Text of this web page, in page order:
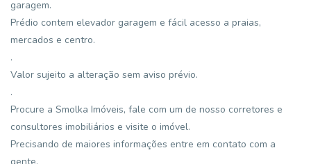
garagem.
Prédio contem elevador garagem e fácil acesso a praias,
mercados e centro.
.
Valor sujeito a alteração sem aviso prévio.
.
Procure a Smolka Imóveis, fale com um de nosso corretores e
consultores imobiliários e visite o imóvel.
Precisando de maiores informações entre em contato com a